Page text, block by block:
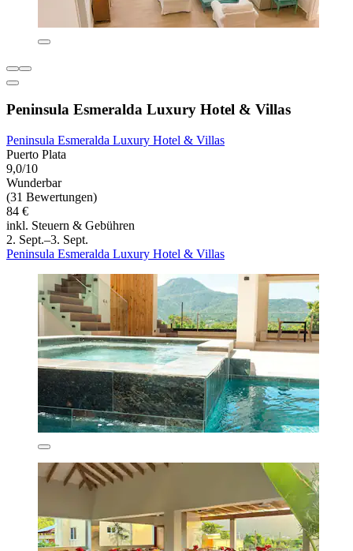
Peninsula Esmeralda Luxury Hotel & Villas
Peninsula Esmeralda Luxury Hotel & Villas
Puerto Plata
9,0/10
Wunderbar
(31 Bewertungen)
84 €
inkl. Steuern & Gebühren
2. Sept.–3. Sept.
Peninsula Esmeralda Luxury Hotel & Villas